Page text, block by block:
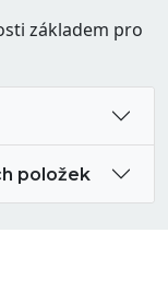
základem pro
položek